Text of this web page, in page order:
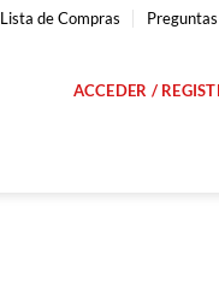
Lista de Compras
ACCEDER /